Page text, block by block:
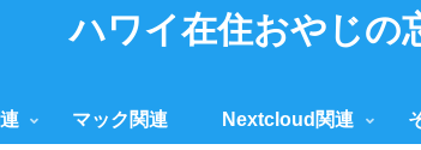
ハワイ在住おやじの
マック関連 Nextcloud関連